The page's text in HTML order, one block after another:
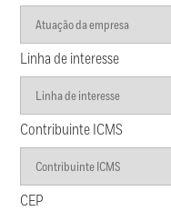
Linha de interesse
Contribuinte ICMS
CEP